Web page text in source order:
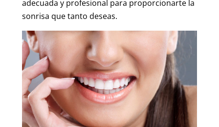
adecuada y profesional para proporcionarte la
sonrisa que tanto deseas.